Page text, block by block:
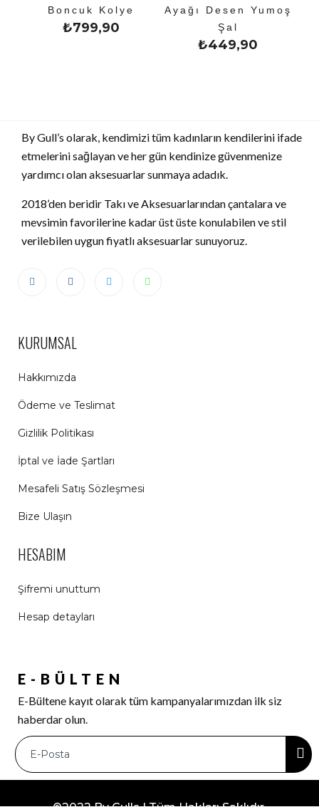
Boncuk Kolye
₺799,90
Ayağı Desen Yumoş
Şal
₺449,90
By Gull’s olarak, kendimizi tüm kadınların kendilerini ifade
etmelerini sağlayan ve her gün kendinize güvenmenize
yardımcı olan aksesuarlar sunmaya adadık.
2018’den beridir Takı ve Aksesuarlarından çantalara ve
mevsimin favorilerine kadar üst üste konulabilen ve stil
verilebilen uygun fiyatlı aksesuarlar sunuyoruz.
KURUMSAL
Hakkımızda
Ödeme ve Teslimat
Gizlilik Politikası
İptal ve İade Şartları
Mesafeli Satış Sözleşmesi
Bize Ulaşın
HESABIM
Şifremi unuttum
Hesap detayları
E-BÜLTEN
E-Bültene kayıt olarak tüm kampanyalarımızdan ilk siz
haberdar olun.
©2022 By Gulls | Tüm Hakları Saklıdır.